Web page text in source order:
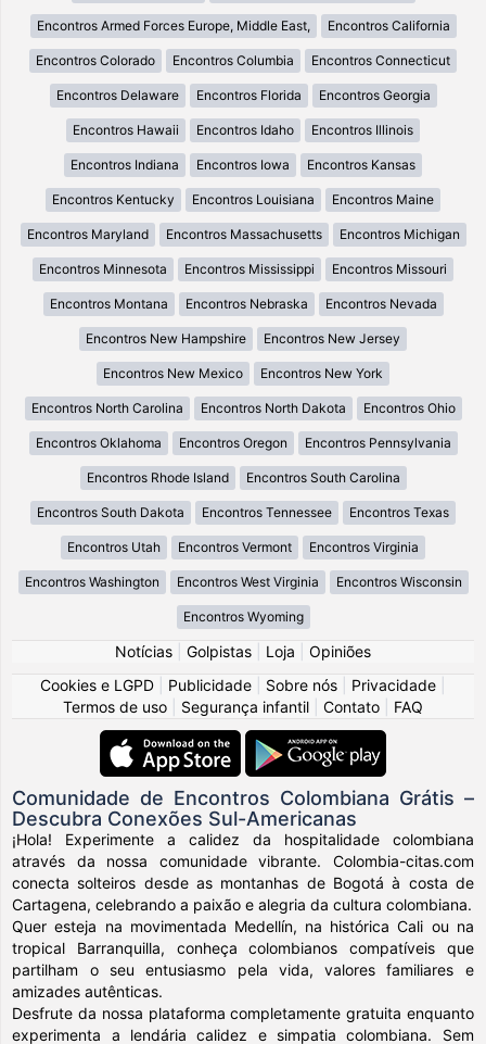
Encontros Armed Forces Europe, Middle East, Encontros California
Encontros Colorado Encontros Columbia Encontros Connecticut
Encontros Delaware Encontros Florida Encontros Georgia
Encontros Hawaii Encontros Idaho Encontros Illinois
Encontros Indiana Encontros Iowa Encontros Kansas
Encontros Kentucky Encontros Louisiana Encontros Maine
Encontros Maryland Encontros Massachusetts Encontros Michigan
Encontros Minnesota Encontros Mississippi Encontros Missouri
Encontros Montana Encontros Nebraska Encontros Nevada
Encontros New Hampshire Encontros New Jersey
Encontros New Mexico Encontros New York
Encontros North Carolina Encontros North Dakota Encontros Ohio
Encontros Oklahoma Encontros Oregon Encontros Pennsylvania
Encontros Rhode Island Encontros South Carolina
Encontros South Dakota Encontros Tennessee Encontros Texas
Encontros Utah Encontros Vermont Encontros Virginia
Encontros Washington Encontros West Virginia Encontros Wisconsin
Encontros Wyoming
Notícias Golpistas Loja
Opiniões
Cookies e LGPD
Publicidade Sobre nós Privacidade
Termos de uso
Segurança infantil Contato FAQ
Comunidade de Encontros Colombiana Grátis –
Descubra Conexões Sul-Americanas
¡Hola! Experimente a calidez da hospitalidade colombiana
através da nossa comunidade vibrante. Colombia-citas.com
conecta solteiros desde as montanhas de Bogotá à costa de
Cartagena, celebrando a paixão e alegria da cultura colombiana.
Quer esteja na movimentada Medellín, na histórica Cali ou na
tropical Barranquilla, conheça colombianos compatíveis que
partilham o seu entusiasmo pela vida, valores familiares e
amizades autênticas.
Desfrute da nossa plataforma completamente gratuita enquanto
experimenta a lendária calidez e simpatia colombiana. Sem